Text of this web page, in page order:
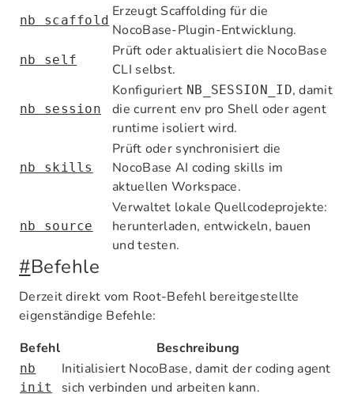
nb scaffold
Erzeugt Scaffolding für die
NocoBase-Plugin-Entwicklung.
nb self
Prüft oder aktualisiert die NocoBase
CLI selbst.
nb session
Konfiguriert NB_SESSION_ID, damit
die current env pro Shell oder agent
runtime isoliert wird.
nb skills
Prüft oder synchronisiert die
NocoBase AI coding skills im
aktuellen Workspace.
nb source
Verwaltet lokale Quellcodeprojekte:
herunterladen, entwickeln, bauen
und testen.
#Befehle
Derzeit direkt vom Root-Befehl bereitgestellte
eigenständige Befehle:
Befehl
Beschreibung
nb
init
Initialisiert NocoBase, damit der coding agent
sich verbinden und arbeiten kann.